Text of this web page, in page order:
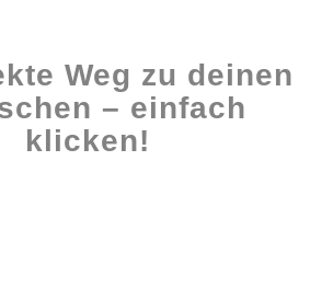
Weg zu deinen
– einfach
klicken!